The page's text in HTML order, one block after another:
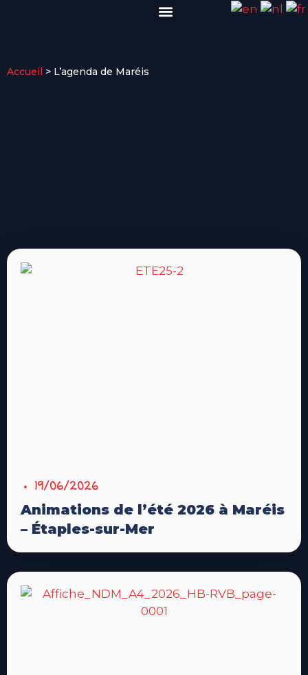
Accueil > L’agenda de Maréis
19/06/2026
Animations de l’été 2026 à Maréis
– Étaples-sur-Mer